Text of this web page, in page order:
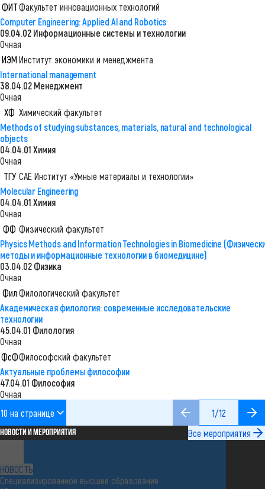
ФИТfaculty avatar
Факультет инновационных технологий
Computer Engineering: Applied Al and Robotics
09.04.02 Информационные системы и технологии
Очная
ИЭМfaculty avatar
Институт экономики и менеджмента
International management
38.04.02 Менеджмент
Очная
ХФfaculty avatar
Химический факультет
Methods of studying substances, materials, natural and technological
objects
04.04.01 Химия
Очная
ТГУ
faculty avatar
САЕ Институт «Умные материалы и технологии»
Molecular Engineering
04.04.01 Химия
Очная
ФФfaculty avatar
Физический факультет
Physics Methods and Information Technologies in Biomedicine
методы и информационные технологии в биомедицине)
03.04.02 Физика
Очная
Филfaculty avatar
Филологический факультет
Академическая филология: современные исследовательские
технологии
45.04.01 Филология
Очная
ФсФfaculty avatar
Философский факультет
Актуальные проблемы философии
47.04.01 Философия
Очная
10 на странице
Предыдущая
1/12
НОВОСТИ И МЕРОПРИЯТИЯ Все мероприятия
Переход
НОВОСТЬ
Специализированное высшее образование